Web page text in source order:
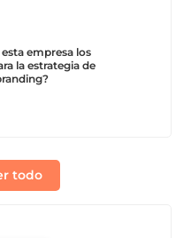
empresa los
la estrategia de
todo